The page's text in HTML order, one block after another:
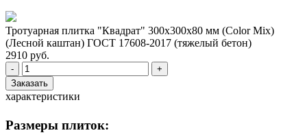
Тротуарная плитка "Квадрат" 300x300x80 мм (Color Mix)
(Лесной каштан) ГОСТ 17608-2017 (тяжелый бетон)
2910 руб.
-
+
Заказать
характеристики
Размеры плиток: